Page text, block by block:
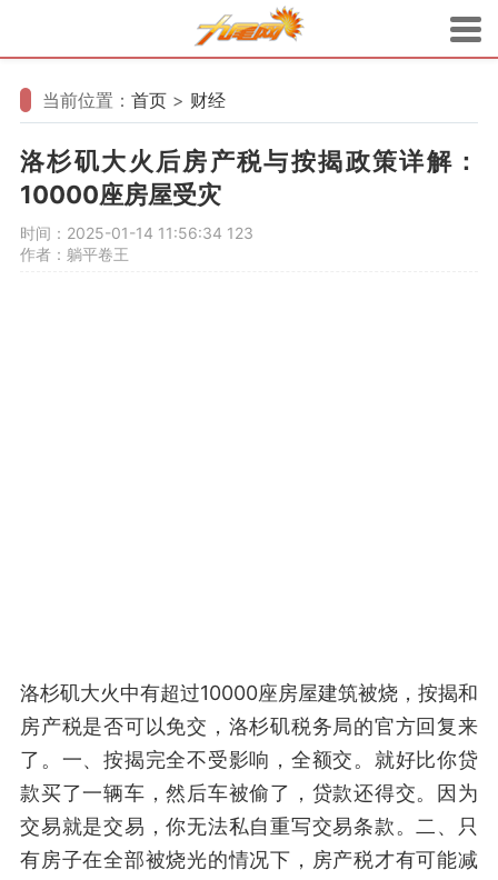
当前位置： 首页 > 财经
洛杉矶大火后房产税与按揭政策详解：
10000座房屋受灾
时间：2025-01-14 11:56:34 123
作者：躺平卷王
洛杉矶大火中有超过10000座房屋建筑被烧，按揭和
房产税是否可以免交，洛杉矶税务局的官方回复来
了。一、按揭完全不受影响，全额交。就好比你贷
款买了一辆车，然后车被偷了，贷款还得交。因为
交易就是交易，你无法私自重写交易条款。二、只
有房子在全部被烧光的情况下，房产税才有可能减